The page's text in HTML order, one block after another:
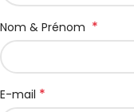
Nom & Prénom *
E-mail *